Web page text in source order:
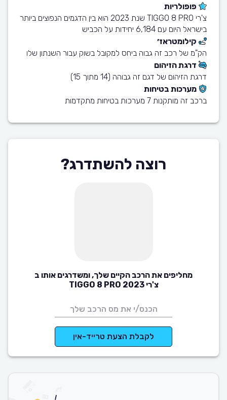
פופולריות
צ'רי TIGGO 8 PRO שנת 2023 הוא בין הדגמים הנפוצים ביותר
בישראל היום עם 6,184 יחידות על הכביש
קילומטראז׳
הק"מ של רכב זה גבוה ביחס למקובל בשוק עבור השנתון שלו
דרגת הזיהום
דרגת הזיהום של דגם זה גבוהה (14 מתוך 15)
מערכות בטיחות
ברכב זה מותקנות 7 מערכות בטיחות מתקדמות
רוצה להשתדרג?
מחליפים את הרכב הקיים שלך, ומשדרגים אותו ב
צ'רי TIGGO 8 PRO 2023
לקבלת הצעת טרייד-אין